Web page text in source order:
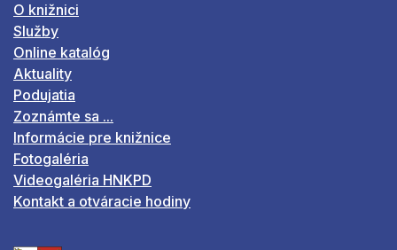
O knižnici
Služby
Online katalóg
Aktuality
Podujatia
Zoznámte sa ...
Informácie pre knižnice
Fotogaléria
Videogaléria HNKPD
Kontakt a otváracie hodiny